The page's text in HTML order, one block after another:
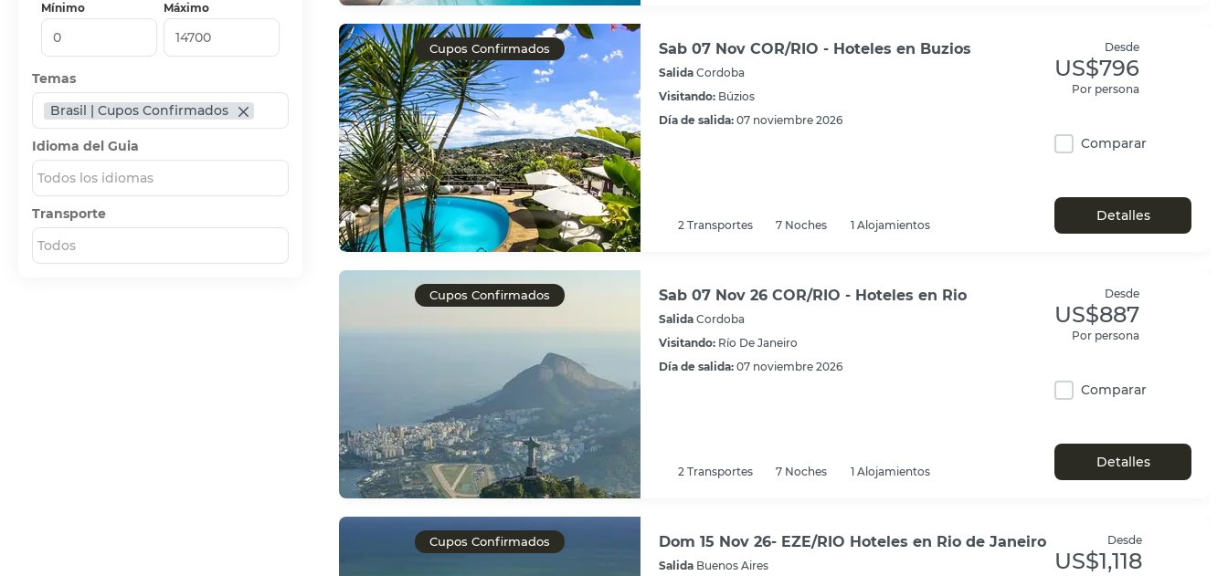
Mínimo Máximo
Temas
Brasil | Cupos Confirmados
Idioma del Guia
Todos los idiomas
Transporte
Todos
Cupos Confirmados Sab 07 Nov COR/RIO - Hoteles en Buzios
Salida Cordoba
Visitando: Búzios
Día de salida: 07 noviembre 2026
2 Transportes 7 Noches 1 Alojamientos
Desde
US$796
Por persona
Comparar
Detalles
Cupos Confirmados Sab 07 Nov 26 COR/RIO - Hoteles en Rio
Salida Cordoba
Visitando: Río De Janeiro
Día de salida: 07 noviembre 2026
2 Transportes 7 Noches 1 Alojamientos
Desde
US$887
Por persona
Comparar
Detalles
Cupos Confirmados Dom 15 Nov 26- EZE/RIO Hoteles en Rio de Janeiro
Salida Buenos Aires
Desde
US$1,118